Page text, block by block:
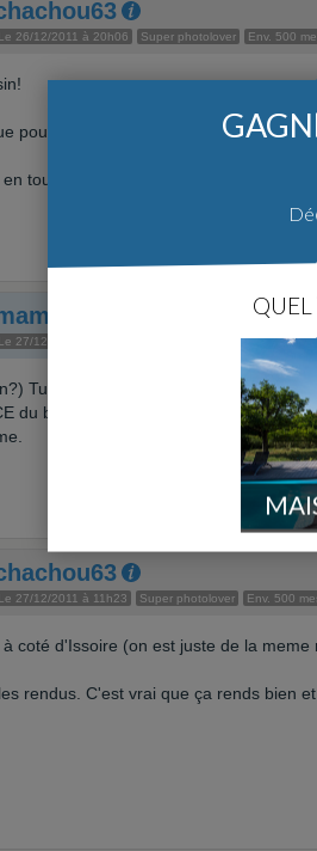
Le 26/12/2011 à 20h06 Super photolover Env. 500
pour avoir une réponse plus precise il
tout cas!
Le 27/12/2011 à 11h13 Env. 60
Tu fais construire où? Je n'ai pas
du boulot mais il n'avait pas ce rendu
Le 27/12/2011 à 11h23 Super photolover Env. 500
coté d'Issoire (on est juste de la
rendus. C'est vrai que ça rends bien
QUEL